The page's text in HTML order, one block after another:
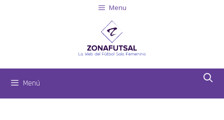
Menu
Menú